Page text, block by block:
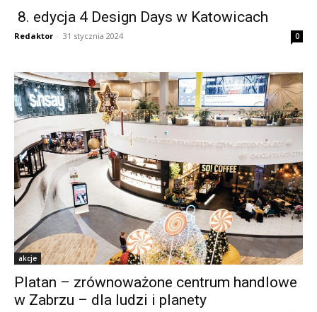
8. edycja 4 Design Days w Katowicach
Redaktor - 31 stycznia 2024 0
akcje
Platan – zrównoważone centrum handlowe
w Zabrzu – dla ludzi i planety